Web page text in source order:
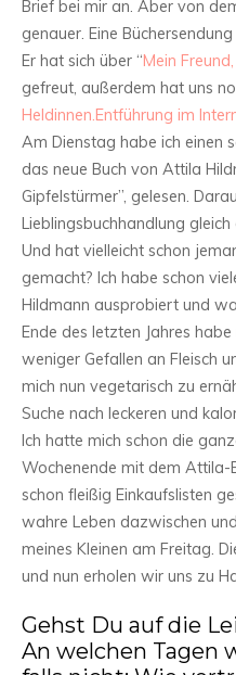
Brief bei mir an. Aber von
genauer. Eine
Er hat sich über “Mein
gefreut, außerdem hat uns
Heldinnen.Entführung im
Am Dienstag habe ich einen
das neue Buch von Attila
Gipfelstürmer”, gelesen.
Lieblingsbuchhandlung
Und hat vielleicht schon
gemacht? Ich habe schon
Hildmann ausprobiert und
Ende des letzten Jahres
weniger Gefallen an Fleisch
mich nun vegetarisch zu
Suche nach leckeren und
Ich hatte mich schon die
Wochenende mit dem Attila-
schon fleißig Einkaufslisten
wahre Leben dazwischen
meines Kleinen am Freitag.
und nun erholen wir uns zu
Gehst Du auf die
An welchen Tagen